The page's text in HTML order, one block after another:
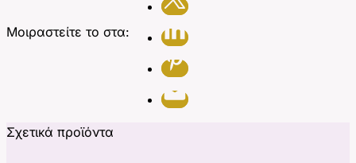
Μοιραστείτε το στα:
Σχετικά προϊόντα